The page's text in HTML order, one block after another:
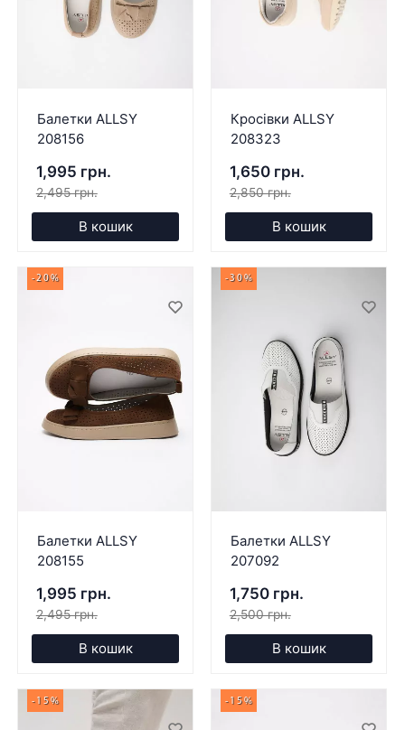
Балетки ALLSY
208156
1,995 грн.
2,495 грн.
В кошик
Кросівки ALLSY
208323
1,650 грн.
2,850 грн.
В кошик
-20%
Балетки ALLSY
208155
1,995 грн.
2,495 грн.
В кошик
-30%
Балетки ALLSY
207092
1,750 грн.
2,500 грн.
В кошик
-15% -15%